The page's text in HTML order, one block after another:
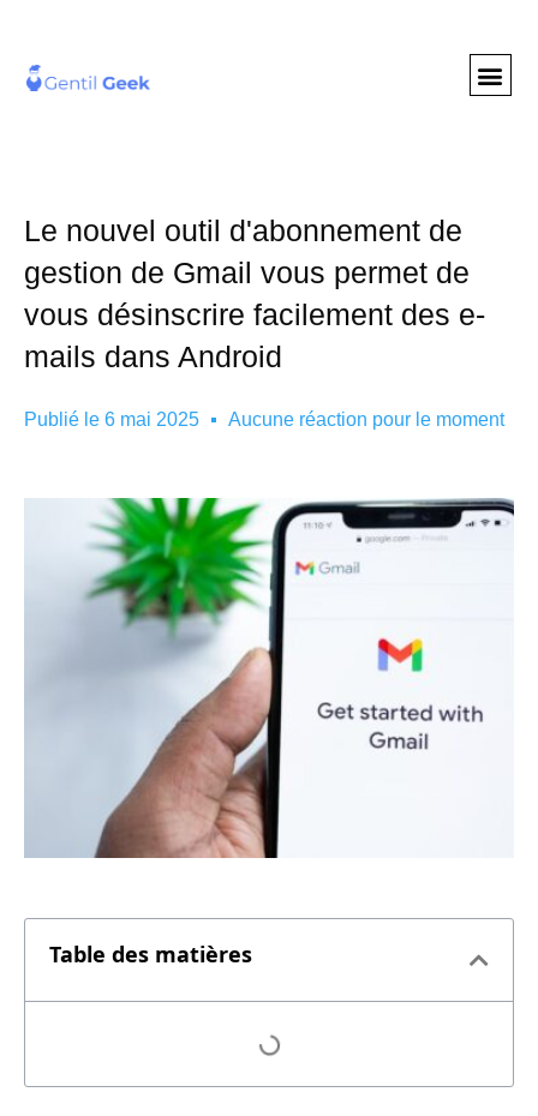
Le nouvel outil d'abonnement de
gestion de Gmail vous permet de
vous désinscrire facilement des e-
mails dans Android
Publié le 6 mai 2025 Aucune réaction pour le moment
Table des matières